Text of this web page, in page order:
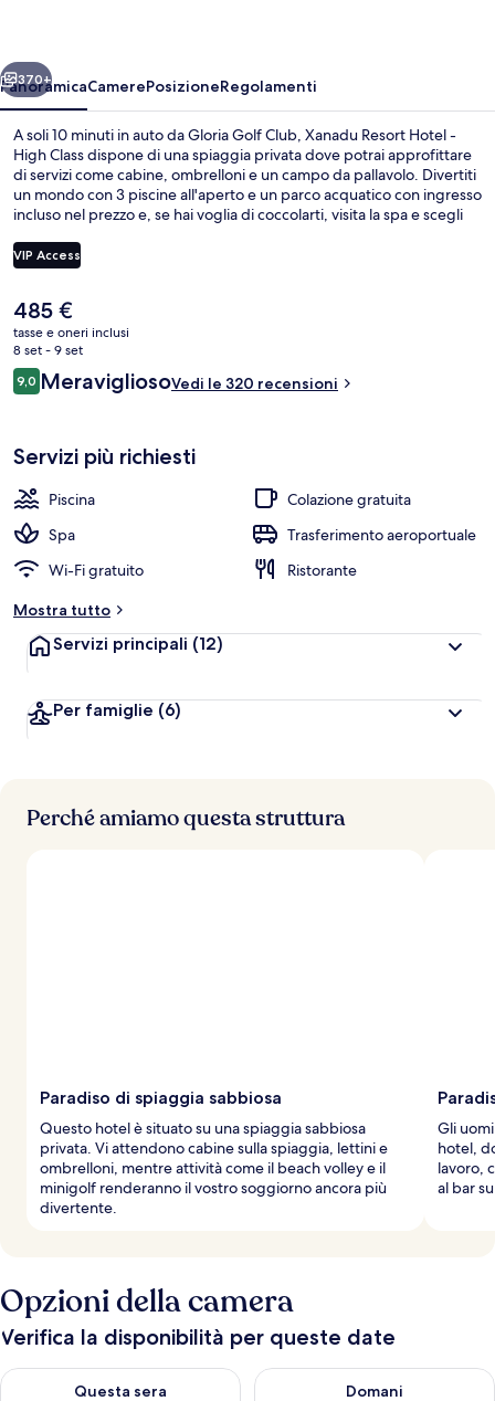
Class
Avanti
370+
PanoramicaCamerePosizioneRegolamenti
A soli 10 minuti in auto da Gloria Golf Club, Xanadu Resort Hotel -
High Class dispone di una spiaggia privata dove potrai approfittare
di servizi come cabine, ombrelloni e un campo da pallavolo. Divertiti
un mondo con 3 piscine all'aperto e un parco acquatico con ingresso
incluso nel prezzo e, se hai voglia di coccolarti, visita la spa e scegli
dei 7 ristoranti in loco, serve la colazione, il pranzo e la cena. Gli altri
punti di forza di questo hotel di lusso sono 10 bar/lounge, una
VIP Access
Il
prezzo
attuale
è
485 €
485 €
tasse e oneri inclusi
8 set - 9 set
Recensioni
9,09,0 su 10
MeravigliosoVedi le 320 recensioni
Servizi più richiesti
Piscina
Colazione gratuita
Spa
Trasferimento aeroportuale
Wi-Fi gratuito
Ristorante
Mostra tutto
Servizi principali (12)
Per famiglie (6)
Perché amiamo questa struttura
Paradiso di spiaggia sabbiosa
Questo hotel è situato su una spiaggia sabbiosa
privata. Vi attendono cabine sulla spiaggia, lettini e
ombrelloni, mentre attività come il beach volley e il
minigolf renderanno il vostro soggiorno ancora più
divertente.
Gli
hotel,
lavoro,
al bar
Opzioni della camera
Verifica la disponibilità per queste date
Questa sera
Verifica la disponibilità per questa sera, ago 10 - ago 11
Domani
Verifica la disponibilità per